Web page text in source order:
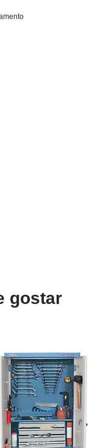
gostar